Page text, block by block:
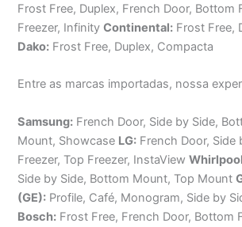
Frost Free, Duplex, French Door, Bottom
Freezer, InfinityContinental: Frost Free,
Dako: Frost Free, Duplex, Compacta
Entre as marcas importadas, nossa
Samsung: French Door, Side by Side,
Mount, Showcase LG: French Door, Side
Freezer, Top Freezer, InstaView
Side by Side, Bottom Mount, Top Mount
(GE): Profile, Café, Monogram, Side by
Bosch: Frost Free, French Door, Bottom